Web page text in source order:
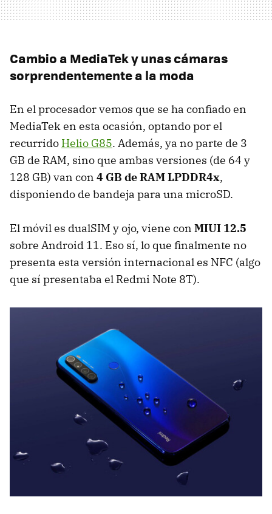
Cambio a MediaTek y unas cámaras
sorprendentemente a la moda
En el procesador vemos que se ha confiado en
MediaTek en esta ocasión, optando por el
recurrido Helio G85. Además, ya no parte de 3
GB de RAM, sino que ambas versiones (de 64 y
128 GB) van con 4 GB de RAM LPDDR4x,
disponiendo de bandeja para una microSD.
El móvil es dualSIM y ojo, viene con MIUI 12.5
sobre Android 11. Eso sí, lo que finalmente no
presenta esta versión internacional es NFC (algo
que sí presentaba el Redmi Note 8T).